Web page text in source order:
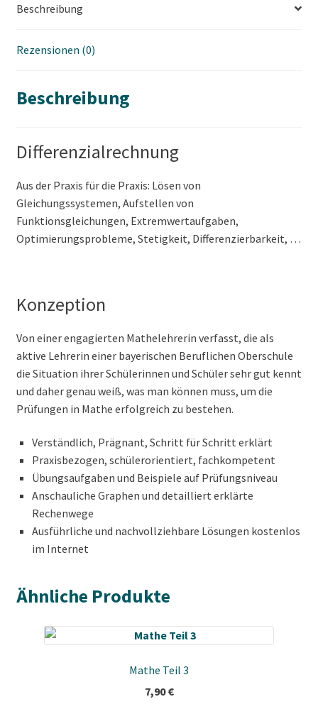
Beschreibung
Rezensionen (0)
Beschreibung
Differenzialrechnung
Aus der Praxis für die Praxis: Lösen von
Gleichungssystemen, Aufstellen von
Funktionsgleichungen, Extremwertaufgaben,
Optimierungsprobleme, Stetigkeit, Differenzierbarkeit, …
Konzeption
Von einer engagierten Mathelehrerin verfasst, die als
aktive Lehrerin einer bayerischen Beruflichen Oberschule
die Situation ihrer Schülerinnen und Schüler sehr gut kennt
und daher genau weiß, was man können muss, um die
Prüfungen in Mathe erfolgreich zu bestehen.
Verständlich, Prägnant, Schritt für Schritt erklärt
Praxisbezogen, schülerorientiert, fachkompetent
Übungsaufgaben und Beispiele auf Prüfungsniveau
Anschauliche Graphen und detailliert erklärte
Rechenwege
Ausführliche und nachvollziehbare Lösungen kostenlos
im Internet
Ähnliche Produkte
Mathe Teil 3
7,90€